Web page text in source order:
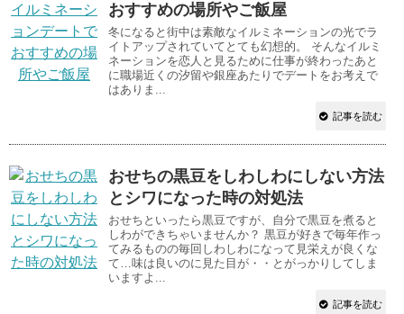
おすすめの場所やご飯屋
冬になると街中は素敵なイルミネーションの光でラ
イトアップされていてとても幻想的。 そんなイルミ
ネーションを恋人と見るために仕事が終わったあと
に職場近くの汐留や銀座あたりでデートをお考えで
はありま...
記事を読む
おせちの黒豆をしわしわにしない方法
とシワになった時の対処法
おせちといったら黒豆ですが、自分で黒豆を煮ると
しわができちゃいませんか？ 黒豆が好きで毎年作っ
てみるものの毎回しわしわになって見栄えが良くな
て…味は良いのに見た目が・・とがっかりしてしま
いますよ...
記事を読む